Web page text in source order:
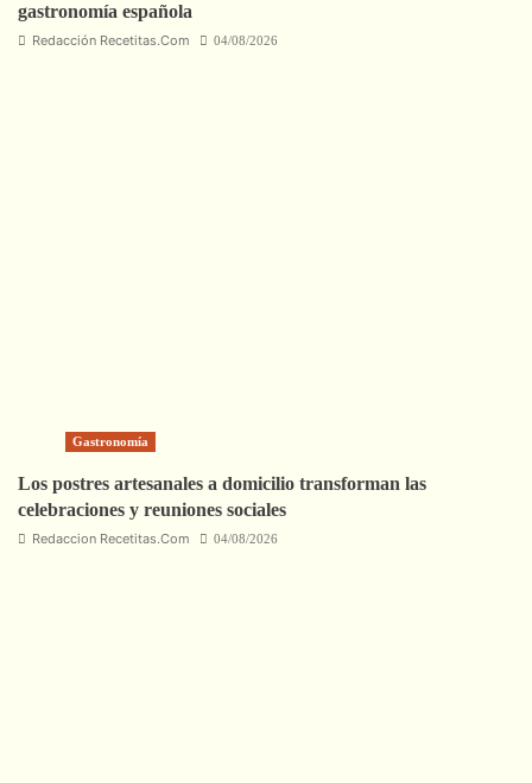
gastronomía española
Redacción Recetitas.Com 04/08/2026
Gastronomía
Los postres artesanales a domicilio transforman las
celebraciones y reuniones sociales
Redaccion Recetitas.Com 04/08/2026